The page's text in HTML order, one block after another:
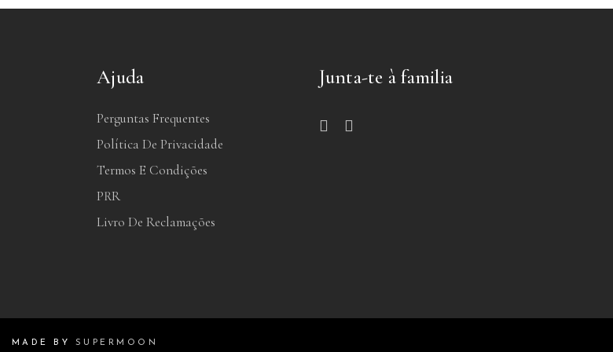
Ajuda
Perguntas Frequentes
Política De Privacidade
Termos E Condições
PRR
Livro De Reclamações
Junta-te à familia
MADE BY SUPERMOON